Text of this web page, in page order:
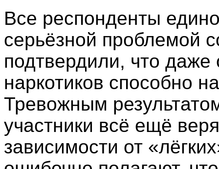
Все респонденты
серьёзной проблемой
подтвердили, что даже
наркотиков способно
Тревожным
участники всё ещё
зависимости от